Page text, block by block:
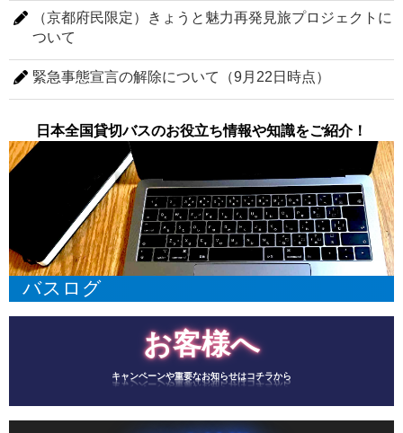
（京都府民限定）きょうと魅力再発見旅プロジェクトに
ついて
緊急事態宣言の解除について（9月22日時点）
日本全国貸切バスのお役立ち情報や知識をご紹介！
バスログ
お客様へ
キャンペーンや重要なお知らせはコチラから